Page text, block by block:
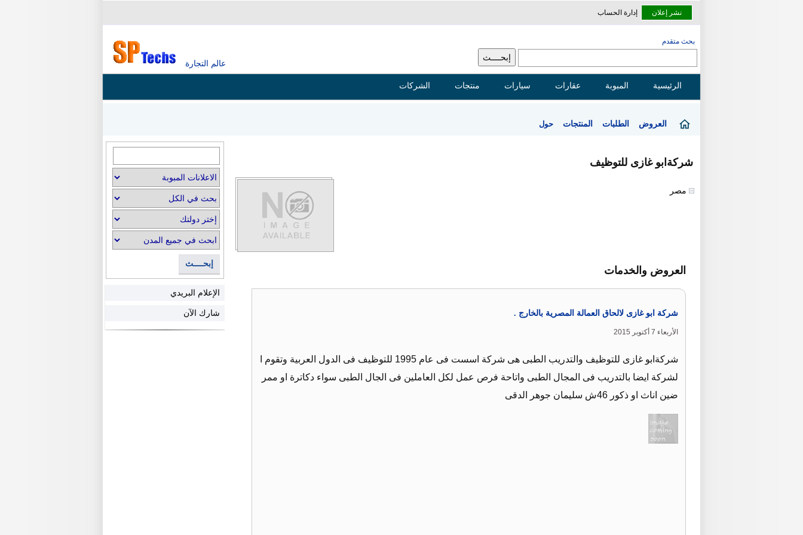
نشر إعلان إدارة الحساب
عالم التجارة
بحث متقدم
الرئيسية المبوبة عقارات سيارات منتجات الشركات
العروض الطلبات المنتجات حول
شركةابو غازى للتوظيف
مصر
العروض والخدمات
شركة ابو غازى لالحاق العمالة المصرية بالخارج .
الأربعاء 7 أكتوبر 2015
شركةابو غازى للتوظيف والتدريب الطبى هى شركة اسست فى عام 1995 للتوظيف فى الدول العربية وتقوم ا
لشركة ايضا بالتدريب فى المجال الطبى واتاحة فرص عمل لكل العاملين فى الجال الطبى سواء دكاترة او ممر
ضين اناث او ذكور 46ش سليمان جوهر الدقى
إبحــــث
الإعلام البريدي
شارك الآن